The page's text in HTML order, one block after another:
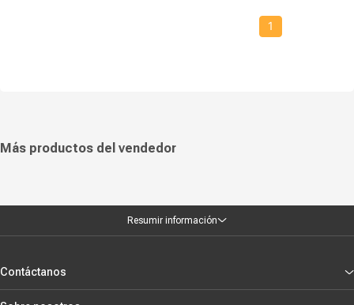
1
Más productos del vendedor
Resumir información
Contáctanos